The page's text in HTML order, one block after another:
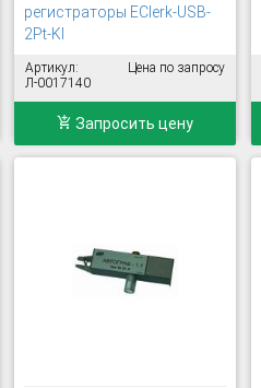
регистраторы EClerk-USB-
2Pt-Kl
Артикул:
Л-0017140
Цена по запросу
Запросить цену